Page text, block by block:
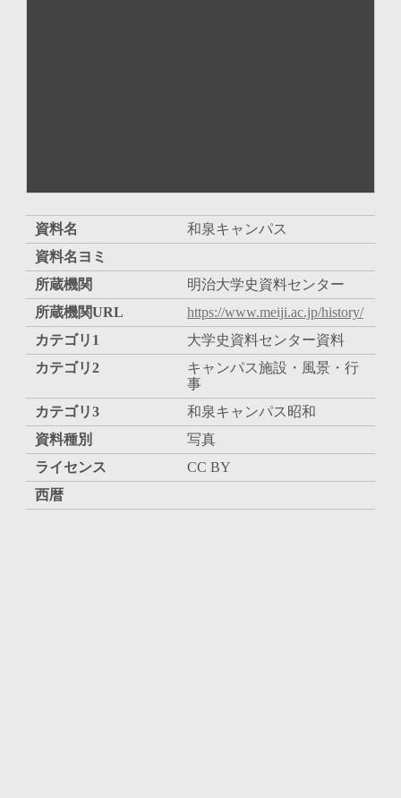
資料名
和泉キャンパス
資料名ヨミ
所蔵機関
明治大学史資料センター
所蔵機関URL
https://www.meiji.ac.jp/history/
カテゴリ1
大学史資料センター資料
カテゴリ2
キャンパス施設・風景・行
事
カテゴリ3
和泉キャンパス昭和
資料種別
写真
ライセンス
CC BY
西暦